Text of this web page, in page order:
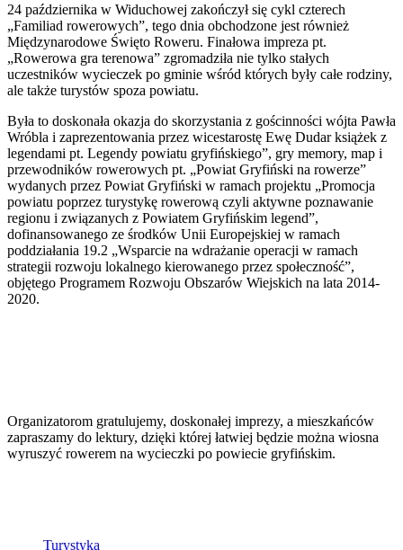
24 października w Widuchowej zakończył się cykl czterech
„Familiad rowerowych”, tego dnia obchodzone jest również
Międzynarodowe Święto Roweru. Finałowa impreza pt.
„Rowerowa gra terenowa” zgromadziła nie tylko stałych
uczestników wycieczek po gminie wśród których były całe rodziny,
ale także turystów spoza powiatu.
Była to doskonała okazja do skorzystania z gościnności wójta Pawła
Wróbla i zaprezentowania przez wicestarostę Ewę Dudar książek z
legendami pt. Legendy powiatu gryfińskiego”, gry memory, map i
przewodników rowerowych pt. „Powiat Gryfiński na rowerze”
wydanych przez Powiat Gryfiński w ramach projektu „Promocja
powiatu poprzez turystykę rowerową czyli aktywne poznawanie
regionu i związanych z Powiatem Gryfińskim legend”,
dofinansowanego ze środków Unii Europejskiej w ramach
poddziałania 19.2 „Wsparcie na wdrażanie operacji w ramach
strategii rozwoju lokalnego kierowanego przez społeczność”,
objętego Programem Rozwoju Obszarów Wiejskich na lata 2014-
2020.
Organizatorom gratulujemy, doskonałej imprezy, a mieszkańców
zapraszamy do lektury, dzięki której łatwiej będzie można wiosna
wyruszyć rowerem na wycieczki po powiecie gryfińskim.
Turystyka